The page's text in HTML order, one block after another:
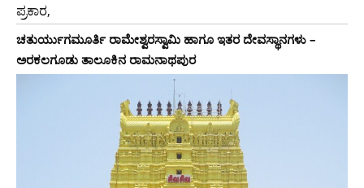
ಪ್ರಕಾರ,
ಚತುರ್ಯುಗಮೂರ್ತಿ ರಾಮೇಶ್ವರಸ್ವಾಮಿ ಹಾಗೂ ಇತರ ದೇವಸ್ಥಾನಗಳು –
ಅರಕಲಗೂಡು ತಾಲೂಕಿನ ರಾಮನಾಥಪುರ